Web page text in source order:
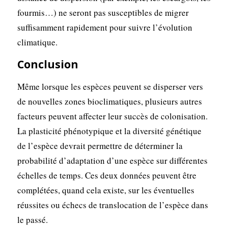
fourmis…) ne seront pas susceptibles de migrer
suffisamment rapidement pour suivre l’évolution
climatique.
Conclusion
Même lorsque les espèces peuvent se disperser vers
de nouvelles zones bioclimatiques, plusieurs autres
facteurs peuvent affecter leur succès de colonisation.
La plasticité phénotypique et la diversité génétique
de l’espèce devrait permettre de déterminer la
probabilité d’adaptation d’une espèce sur différentes
échelles de temps. Ces deux données peuvent être
complétées, quand cela existe, sur les éventuelles
réussites ou échecs de translocation de l’espèce dans
le passé.